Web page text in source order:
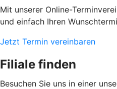
Mit unserer Online-
und einfach Ihren
Jetzt Termin vereinbaren
Filiale finden
Besuchen Sie uns in einer